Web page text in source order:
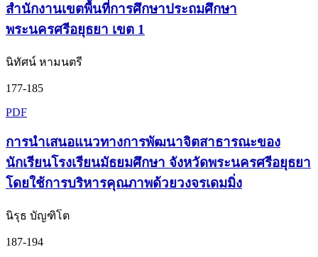
สำนักงานเขตพื้นที่การศึกษาประถมศึกษา
พระนครศรีอยุธยา เขต 1
นิทัศน์ หามนตรี
177-185
PDF
การนำเสนอแนวทางการพัฒนาจิตสาธารณะของ
นักเรียนโรงเรียนมัธยมศึกษา จังหวัดพระนครศรีอยุธยา
โดยใช้การบริหารคุณภาพด้วยวงจรเดมมิ่ง
นิรุธ บัญฑิโต
187-194